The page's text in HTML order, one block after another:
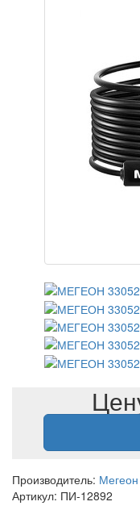
Производитель: Мегеон
Артикул: ПИ-12892